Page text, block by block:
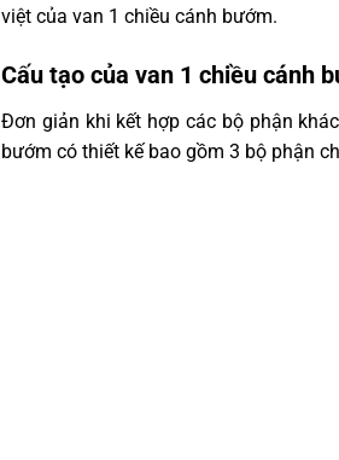
việt của van 1 chiều cánh bướm.
Cấu tạo của van 1 chiều cánh
Đơn giản khi kết hợp các bộ phận
bướm có thiết kế bao gồm 3 bộ phận